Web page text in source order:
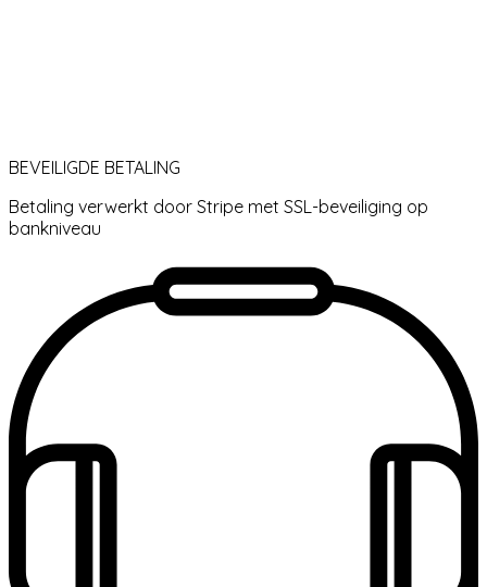
BEVEILIGDE BETALING
Betaling verwerkt door Stripe met SSL-beveiliging op
bankniveau